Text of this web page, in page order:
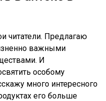
читатели. Предлагаю
важными
И
особому
много интересного
его больше